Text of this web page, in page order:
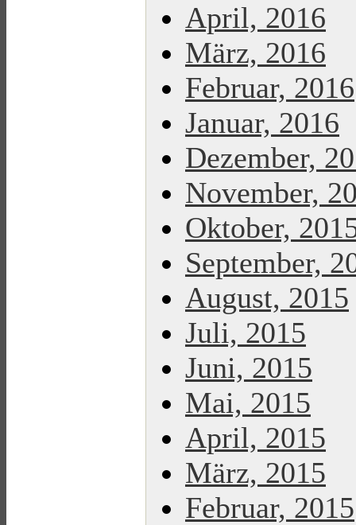
April, 2016
März, 2016
Februar, 2016
Januar, 2016
Dezember,
November,
Oktober,
September,
August, 2015
Juli, 2015
Juni, 2015
Mai, 2015
April, 2015
März, 2015
Februar, 2015